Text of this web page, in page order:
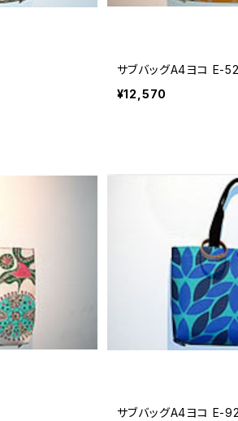
サブバッグA4ヨコ E-
¥12,570
サブバッグA4ヨコ E-